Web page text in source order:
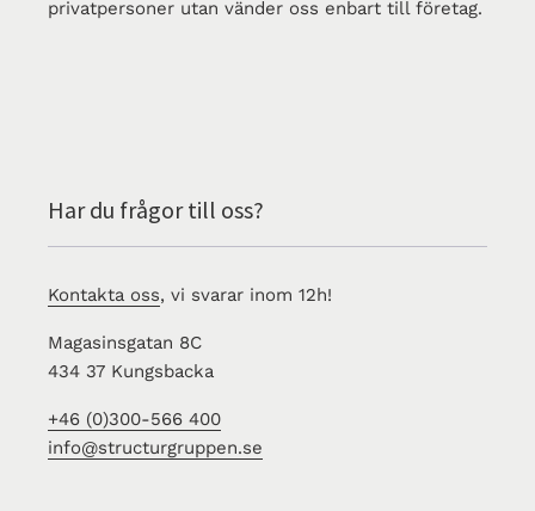
privatpersoner utan vänder oss enbart till företag.
Har du frågor till oss?
Kontakta oss, vi svarar inom 12h!
Magasinsgatan 8C
434 37 Kungsbacka
+46 (0)300-566 400
info@structurgruppen.se